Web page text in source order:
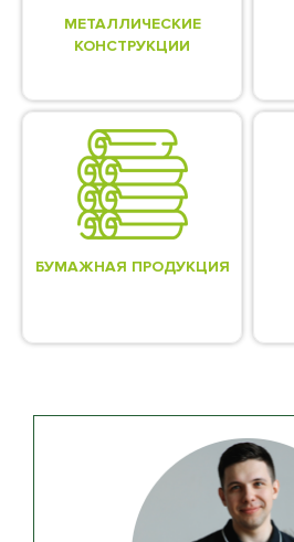
МЕТАЛЛИЧЕСКИЕ
КОНСТРУКЦИИ
БУМАЖНАЯ ПРОДУКЦИЯ